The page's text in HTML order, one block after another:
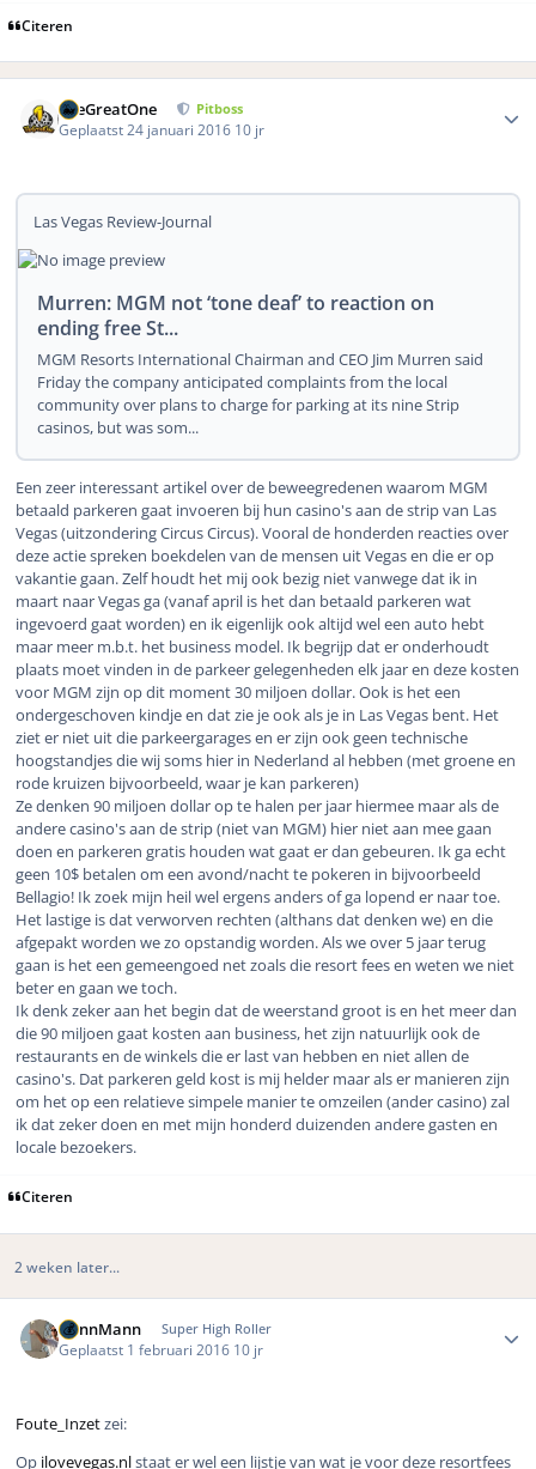
Citeren
TheGreatOne Pitboss
Geplaatst 24 januari 2016 10 jr
Las Vegas Review-Journal
Murren: MGM not ‘tone deaf’ to reaction on
ending free St...
MGM Resorts International Chairman and CEO Jim Murren said
Friday the company anticipated complaints from the local
community over plans to charge for parking at its nine Strip
casinos, but was som...
Een zeer interessant artikel over de beweegredenen waarom MGM
betaald parkeren gaat invoeren bij hun casino's aan de strip van Las
Vegas (uitzondering Circus Circus). Vooral de honderden reacties over
deze actie spreken boekdelen van de mensen uit Vegas en die er op
vakantie gaan. Zelf houdt het mij ook bezig niet vanwege dat ik in
maart naar Vegas ga (vanaf april is het dan betaald parkeren wat
ingevoerd gaat worden) en ik eigenlijk ook altijd wel een auto hebt
maar meer m.b.t. het business model. Ik begrijp dat er onderhoudt
plaats moet vinden in de parkeer gelegenheden elk jaar en deze kosten
voor MGM zijn op dit moment 30 miljoen dollar. Ook is het een
ondergeschoven kindje en dat zie je ook als je in Las Vegas bent. Het
ziet er niet uit die parkeergarages en er zijn ook geen technische
hoogstandjes die wij soms hier in Nederland al hebben (met groene en
rode kruizen bijvoorbeeld, waar je kan parkeren)
Ze denken 90 miljoen dollar op te halen per jaar hiermee maar als de
andere casino's aan de strip (niet van MGM) hier niet aan mee gaan
doen en parkeren gratis houden wat gaat er dan gebeuren. Ik ga echt
geen 10$ betalen om een avond/nacht te pokeren in bijvoorbeeld
Bellagio! Ik zoek mijn heil wel ergens anders of ga lopend er naar toe.
Het lastige is dat verworven rechten (althans dat denken we) en die
afgepakt worden we zo opstandig worden. Als we over 5 jaar terug
gaan is het een gemeengoed net zoals die resort fees en weten we niet
beter en gaan we toch.
Ik denk zeker aan het begin dat de weerstand groot is en het meer dan
die 90 miljoen gaat kosten aan business, het zijn natuurlijk ook de
restaurants en de winkels die er last van hebben en niet allen de
casino's. Dat parkeren geld kost is mij helder maar als er manieren zijn
om het op een relatieve simpele manier te omzeilen (ander casino) zal
ik dat zeker doen en met mijn honderd duizenden andere gasten en
locale bezoekers.
Citeren
2 weken later...
DennMann Super High Roller
Geplaatst 1 februari 2016 10 jr
Foute_Inzetzei:
Op ilovevegas.nlstaat er wel een lijstje van wat je voor deze resortfees